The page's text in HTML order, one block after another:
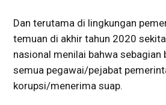
Dan terutama di lingkungan
temuan di akhir tahun 2020
nasional menilai bahwa sebagian
semua pegawai/pejabat
korupsi/menerima suap.